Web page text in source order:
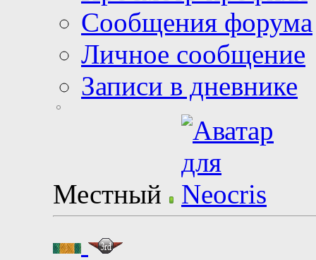
Сообщения форума
Личное сообщение
Записи в дневнике
Местный